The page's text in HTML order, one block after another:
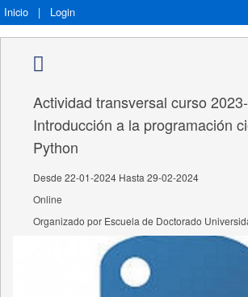
Inicio | Login
Actividad transversal curso
Introducción a la programación
Python
Desde 22-01-2024 Hasta 29-02-2024
Online
Organizado por Escuela de Doctorado